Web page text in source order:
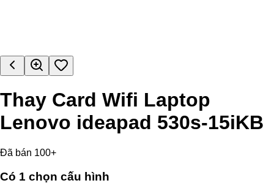
Thay Card Wifi Laptop
Lenovo ideapad 530s-15iKB
Đã bán 100+
Có 1 chọn cấu hình